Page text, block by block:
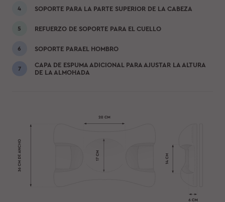
SOPORTE PARA LA PARTE SUPERIOR DE LA CABEZA
REFUERZO DE SOPORTE PARA EL CUELLO
SOPORTE PARAEL HOMBRO
CAPA DE ESPUMA ADICIONAL PARA AJUSTAR LA ALTURA
DE LA ALMOHADA